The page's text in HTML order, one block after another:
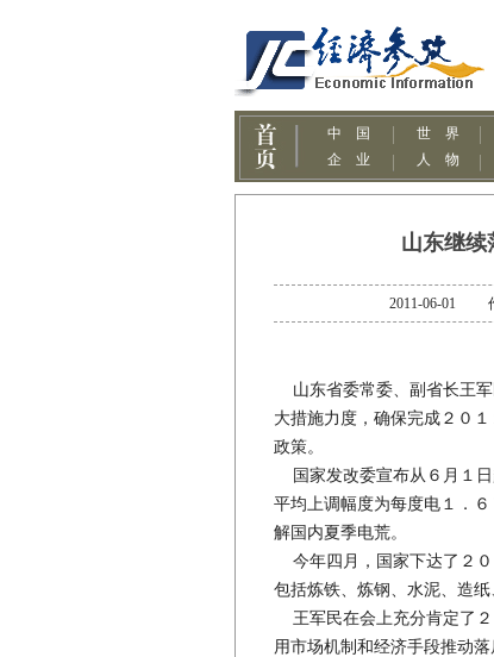
山东继续
2011-06-01
山东省委常委、副省长王军
大措施力度，确保完成２０
政策。
国家发改委宣布从６月１日
平均上调幅度为每度电１．
解国内夏季电荒。
今年四月，国家下达了２０
包括炼铁、炼钢、水泥、造纸
王军民在会上充分肯定了２
用市场机制和经济手段推动